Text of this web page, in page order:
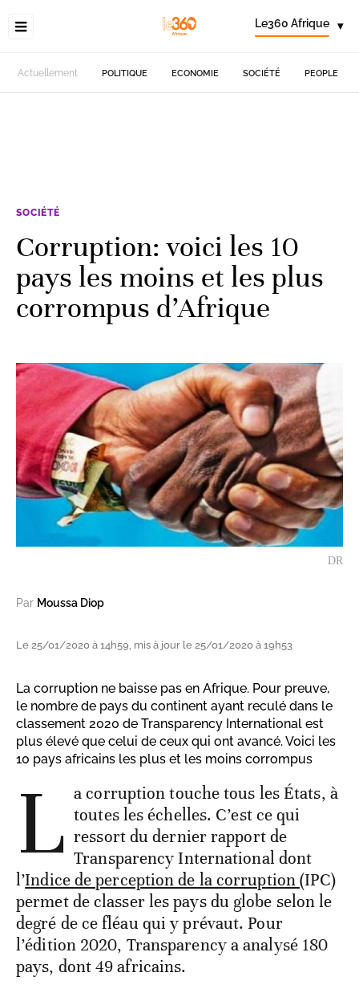
Le360 Afrique ▾
Actuellement POLITIQUE ECONOMIE SOCIÉTÉ PEOPLE
SOCIÉTÉ
Corruption: voici les 10
pays les moins et les plus
corrompus d’Afrique
DR
Par Moussa Diop
Le 25/01/2020 à 14h59, mis à jour le 25/01/2020 à 19h53
La corruption ne baisse pas en Afrique. Pour preuve,
le nombre de pays du continent ayant reculé dans le
classement 2020 de Transparency International est
plus élevé que celui de ceux qui ont avancé. Voici les
10 pays africains les plus et les moins corrompus
L a corruption touche tous les États, à
toutes les échelles. C’est ce qui
ressort du dernier rapport de
Transparency International dont
l’Indice de perception de la corruption(IPC)
permet de classer les pays du globe selon le
degré de ce fléau qui y prévaut. Pour
l’édition 2020, Transparency a analysé 180
pays, dont 49 africains.